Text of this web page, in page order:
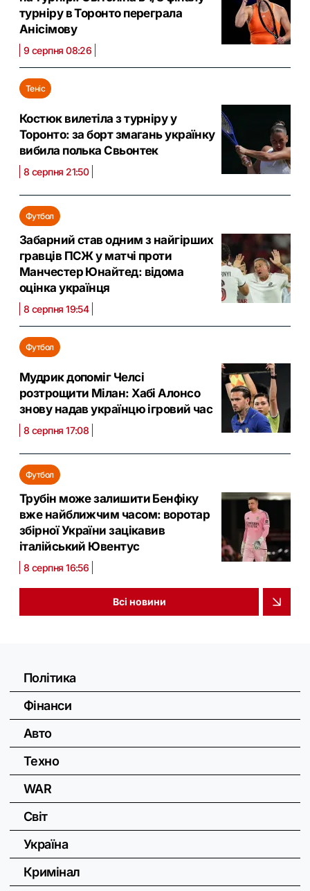
турніру в Торонто переграла
Анісімову
9 серпня 08:26
Теніс
Костюк вилетіла з турніру у
Торонто: за борт змагань українку
вибила полька Свьонтек
8 серпня 21:50
Футбол
Забарний став одним з найгірших
гравців ПСЖ у матчі проти
Манчестер Юнайтед: відома
оцінка українця
8 серпня 19:54
Футбол
Мудрик допоміг Челсі
розтрощити Мілан: Хабі Алонсо
знову надав українцю ігровий час
8 серпня 17:08
Футбол
Трубін може залишити Бенфіку
вже найближчим часом: воротар
збірної України зацікавив
італійський Ювентус
8 серпня 16:56
Всі новини
Політика
Фінанси
Авто
Техно
WAR
Світ
Україна
Кримінал